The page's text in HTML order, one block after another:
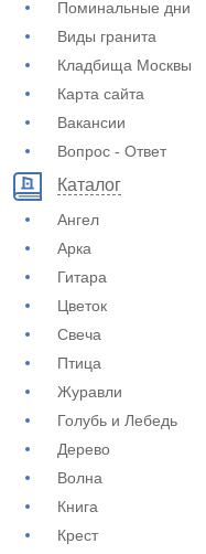
Поминальные дни
Виды гранита
Кладбища Москвы
Карта сайта
Вакансии
Вопрос - Ответ
Каталог
Ангел
Арка
Гитара
Цветок
Свеча
Птица
Журавли
Голубь и Лебедь
Дерево
Волна
Книга
Крест